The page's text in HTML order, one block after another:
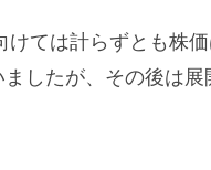
けては計らずとも株
したが、その後は展